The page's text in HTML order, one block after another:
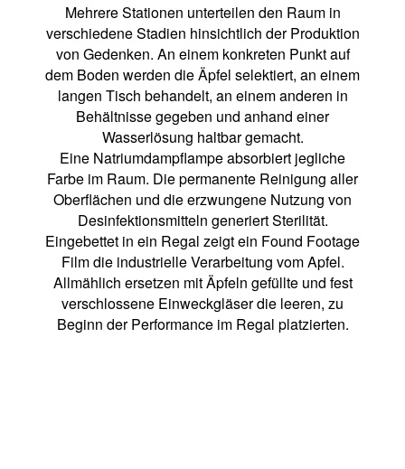
Mehrere Stationen unterteilen den Raum in
verschiedene Stadien hinsichtlich der Produktion
von Gedenken. An einem konkreten Punkt auf
dem Boden werden die Äpfel selektiert, an einem
langen Tisch behandelt, an einem anderen in
Behältnisse gegeben und anhand einer
Wasserlösung haltbar gemacht.
Eine Natriumdampflampe absorbiert jegliche
Farbe im Raum. Die permanente Reinigung aller
Oberflächen und die erzwungene Nutzung von
Desinfektionsmitteln generiert Sterilität.
Eingebettet in ein Regal zeigt ein Found Footage
Film die industrielle Verarbeitung vom Apfel.
Allmählich ersetzen mit Äpfeln gefüllte und fest
verschlossene Einweckgläser die leeren, zu
Beginn der Performance im Regal platzierten.